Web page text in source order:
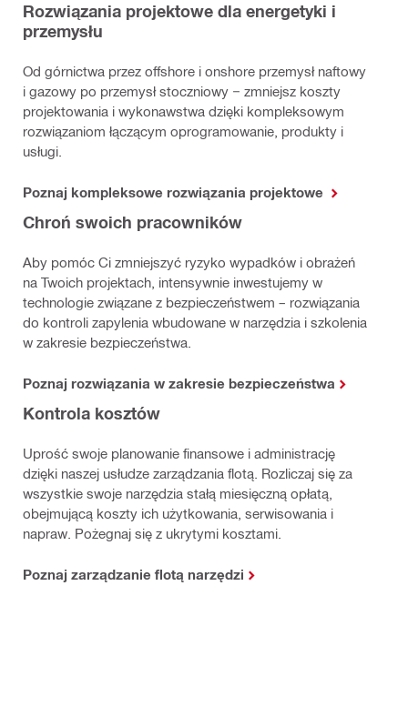
Rozwiązania projektowe dla energetyki i
przemysłu
Od górnictwa przez offshore i onshore przemysł naftowy
i gazowy po przemysł stoczniowy − zmniejsz koszty
projektowania i wykonawstwa dzięki kompleksowym
rozwiązaniom łączącym oprogramowanie, produkty i
usługi.
Poznaj kompleksowe rozwiązania projektowe
Chroń swoich pracowników
Aby pomóc Ci zmniejszyć ryzyko wypadków i obrażeń
na Twoich projektach, intensywnie inwestujemy w
technologie związane z bezpieczeństwem – rozwiązania
do kontroli zapylenia wbudowane w narzędzia i szkolenia
w zakresie bezpieczeństwa.
Poznaj rozwiązania w zakresie bezpieczeństwa
Kontrola kosztów
Uprość swoje planowanie finansowe i administrację
dzięki naszej usłudze zarządzania flotą. Rozliczaj się za
wszystkie swoje narzędzia stałą miesięczną opłatą,
obejmującą koszty ich użytkowania, serwisowania i
napraw. Pożegnaj się z ukrytymi kosztami.
Poznaj zarządzanie flotą narzędzi